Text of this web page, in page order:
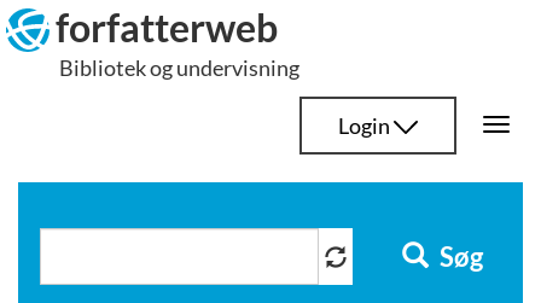
Hop
til
indhold
forfatterweb
Bibliotek og undervisning
Login
Søg